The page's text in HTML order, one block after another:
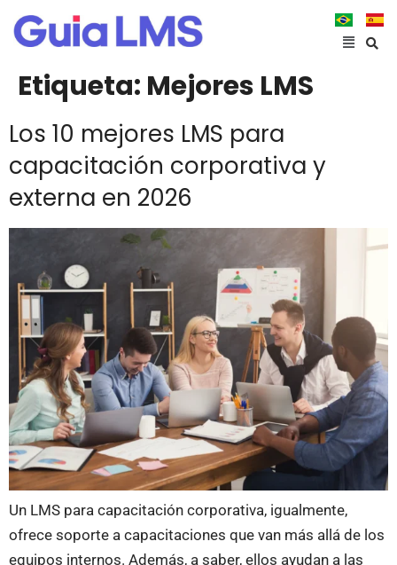
Etiqueta: Mejores LMS
Los 10 mejores LMS para
capacitación corporativa y
externa en 2026
Un LMS para capacitación corporativa, igualmente,
ofrece soporte a capacitaciones que van más allá de los
equipos internos. Además, a saber, ellos ayudan a las